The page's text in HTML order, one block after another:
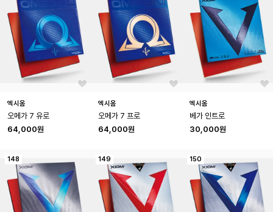
엑시옴
오메가 7 유로
64,000원
엑시옴
오메가 7 프로
64,000원
엑시옴
베가 인트로
30,000원
148 149 150